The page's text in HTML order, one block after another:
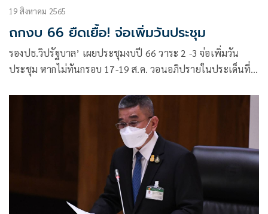
19 สิงหาคม 2565
ถกงบ 66 ยืดเยื้อ! จ่อเพิ่มวันประชุม
รองปธ.วิปรัฐบาล’ เผยประชุมงบปี 66 วาระ 2 -3 จ่อเพิ่มวัน
ประชุม หากไม่ทันกรอบ 17-19 ส.ค. วอนอภิปรายในประเด็นที่